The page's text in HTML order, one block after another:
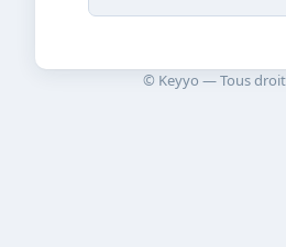
© Keyyo — Tous